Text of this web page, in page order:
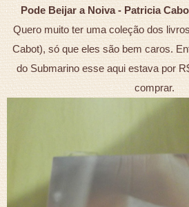
Pode Beijar a Noiva - Patricia
Quero muito ter uma coleção dos
Cabot), só que eles são bem caros.
do Submarino esse aqui estava por
comprar.